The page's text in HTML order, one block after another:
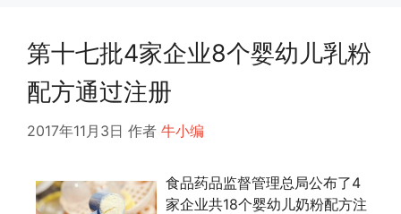
第十七批4家企业8个婴幼儿乳粉
配方通过注册
2017年11月3日 作者 牛小编
食品药品监督管理总局公布了4
家企业共18个婴幼儿奶粉配方注